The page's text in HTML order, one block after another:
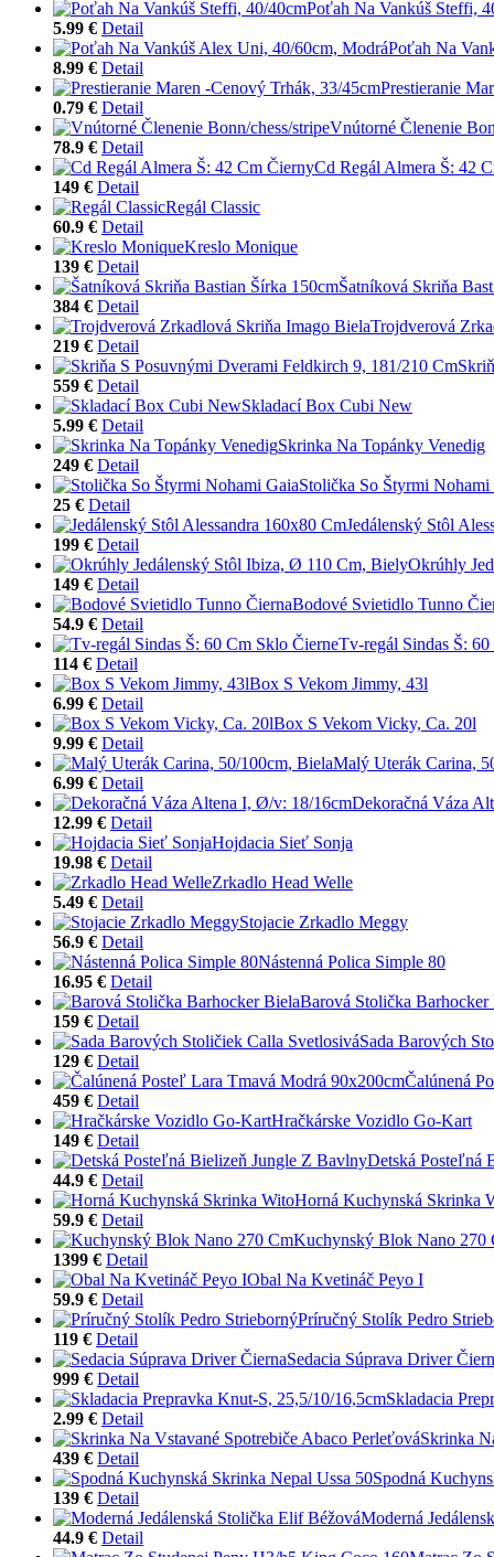
Poťah Na Vankúš Steffi,
5.99 € Detail
Poťah Na
8.99 € Detail
Prestieranie
0.79 € Detail
Vnútorné Členenie
78.9 € Detail
Cd Regál Almera Š: 42
149 € Detail
Regál Classic
60.9 € Detail
Kreslo Monique
139 € Detail
Šatníková Skriňa
384 € Detail
Trojdverová
219 € Detail
559 € Detail
Skladací Box Cubi New
5.99 € Detail
Skrinka Na Topánky Venedig
249 € Detail
Stolička So Štyrmi Nohami
25 € Detail
Jedálenský Stôl
199 € Detail
Okrúhly
149 € Detail
Bodové Svietidlo Tunno
54.9 € Detail
Tv-regál Sindas Š:
114 € Detail
Box S Vekom Jimmy, 43l
6.99 € Detail
Box S Vekom Vicky, Ca. 20l
9.99 € Detail
Malý Uterák Carina,
6.99 € Detail
Dekoračná Váza
12.99 € Detail
Hojdacia Sieť Sonja
19.98 € Detail
Zrkadlo Head Welle
5.49 € Detail
Stojacie Zrkadlo Meggy
56.9 € Detail
Nástenná Polica Simple 80
16.95 € Detail
Barová Stolička Barhocker
159 € Detail
Sada Barových
129 € Detail
Čalúnená
459 € Detail
Hračkárske Vozidlo Go-Kart
149 € Detail
Detská Posteľná
44.9 € Detail
Horná Kuchynská Skrinka
59.9 € Detail
Kuchynský Blok Nano 270
1399 € Detail
Obal Na Kvetináč Peyo I
59.9 € Detail
Príručný Stolík Pedro
119 € Detail
Sedacia Súprava Driver
999 € Detail
Skladacia
2.99 € Detail
Skrinka
439 € Detail
Spodná
139 € Detail
Moderná
44.9 € Detail